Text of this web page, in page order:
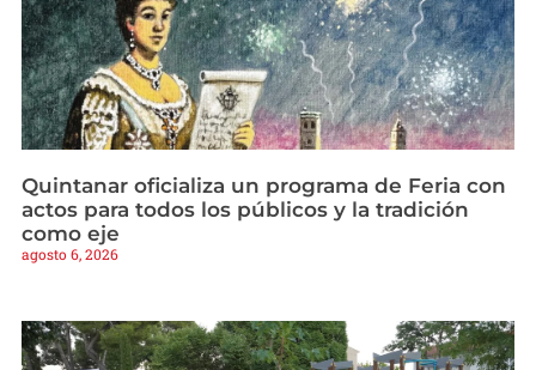
Quintanar oficializa un programa de Feria con
actos para todos los públicos y la tradición
como eje
agosto 6, 2026